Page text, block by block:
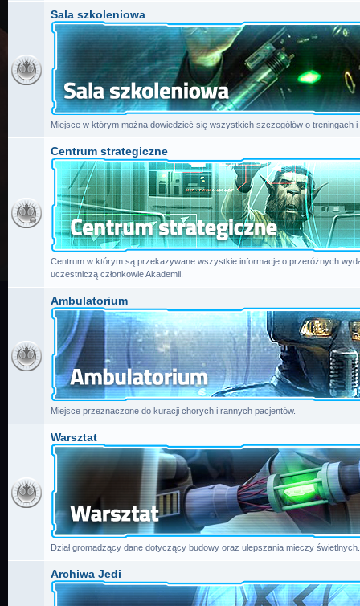
Sala szkoleniowa
Miejsce w którym można dowiedzieć się wszystkich szczegółów o treningach
Centrum strategiczne
Centrum w którym są przekazywane wszystkie informacje o przeróżnych
uczestniczą członkowie Akademii.
Ambulatorium
Miejsce przeznaczone do kuracji chorych i rannych pacjentów.
Warsztat
Dział gromadzący dane dotyczący budowy oraz ulepszania mieczy świetlnych.
Archiwa Jedi